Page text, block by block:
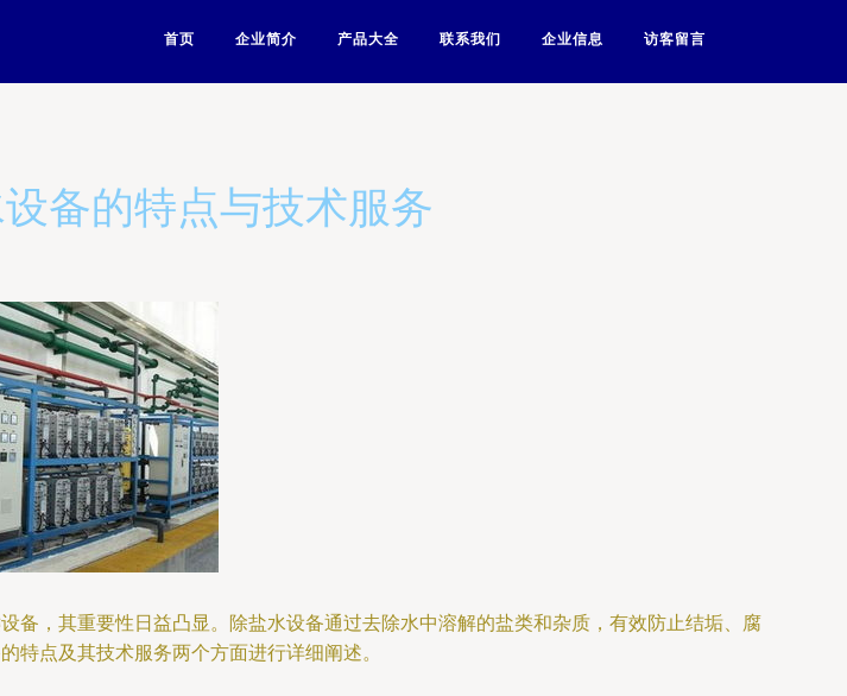
首页 企业简介 产品大全 联系我们 企业信息 访客留言
备的特点与技术服务
备，其重要性日益凸显。除盐水设备通过去除水中溶解的盐类和杂质，有效防止结垢、腐
特点及其技术服务两个方面进行详细阐述。